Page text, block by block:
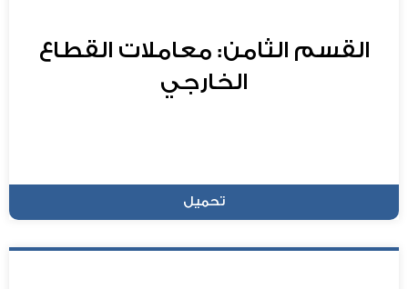
القسم الثامن: معاملات القطاع
الخارجي
تحميل